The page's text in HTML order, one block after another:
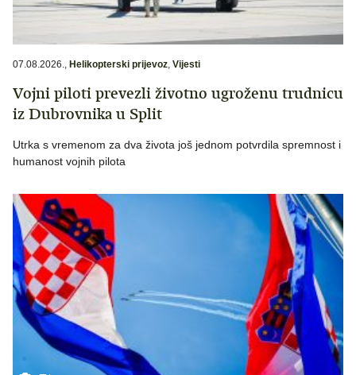
07.08.2026., Helikopterski prijevoz, Vijesti
Vojni piloti prevezli životno ugroženu trudnicu
iz Dubrovnika u Split
Utrka s vremenom za dva života još jednom potvrdila spremnost i
humanost vojnih pilota